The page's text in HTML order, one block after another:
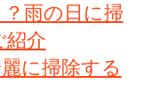
雨の日に掃
紹介
に掃除する